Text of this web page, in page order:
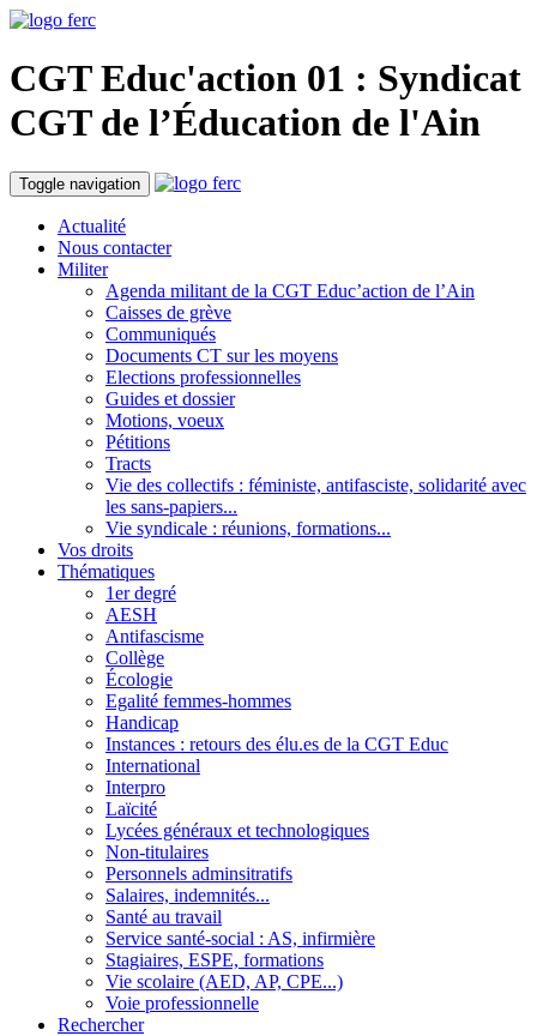
CGT Educ'action 01 : Syndicat
CGT de l’Éducation de l'Ain
Toggle navigation
Actualité
Nous contacter
Militer
Agenda militant de la CGT Educ’action de l’Ain
Caisses de grève
Communiqués
Documents CT sur les moyens
Elections professionnelles
Guides et dossier
Motions, voeux
Pétitions
Tracts
Vie des collectifs : féministe, antifasciste, solidarité avec
les sans-papiers...
Vie syndicale : réunions, formations...
Vos droits
Thématiques
1er degré
AESH
Antifascisme
Collège
Écologie
Egalité femmes-hommes
Handicap
Instances : retours des élu.es de la CGT Educ
International
Interpro
Laïcité
Lycées généraux et technologiques
Non-titulaires
Personnels adminsitratifs
Salaires, indemnités...
Santé au travail
Service santé-social : AS, infirmière
Stagiaires, ESPE, formations
Vie scolaire (AED, AP, CPE...)
Voie professionnelle
Rechercher